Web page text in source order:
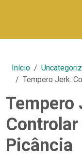
Início
Tempero Jerk:
Tempero
Picância